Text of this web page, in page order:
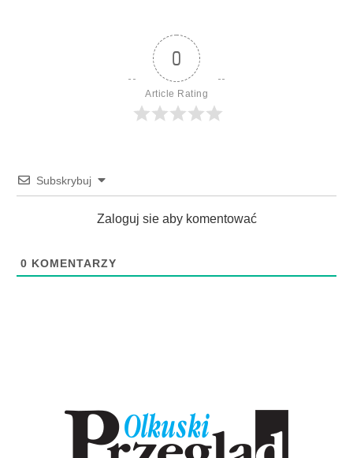
0
Article Rating
Subskrybuj
Zaloguj sie aby komentować
0 KOMENTARZY